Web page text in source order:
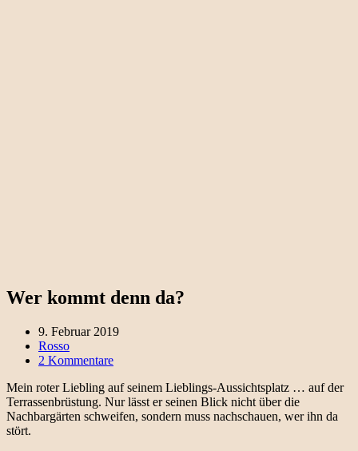
Wer kommt denn da?
9. Februar 2019
Rosso
2 Kommentare
Mein roter Liebling auf seinem Lieblings-Aussichtsplatz … auf der
Terrassenbrüstung. Nur lässt er seinen Blick nicht über die
Nachbargärten schweifen, sondern muss nachschauen, wer ihn da
stört.